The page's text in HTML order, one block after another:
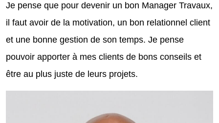
Je pense que pour devenir un bon Manager Travaux,
il faut avoir de la motivation, un bon relationnel client
et une bonne gestion de son temps. Je pense
pouvoir apporter à mes clients de bons conseils et
être au plus juste de leurs projets.